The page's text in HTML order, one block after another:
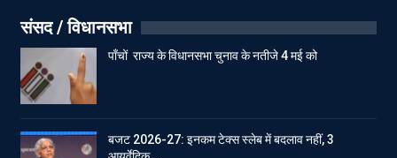
संसद / विधानसभा
पाँचों राज्य के विधानसभा चुनाव के नतीजे 4 मई को
बजट 2026-27: इनकम टेक्स स्लेब में बदलाव नहीं, 3